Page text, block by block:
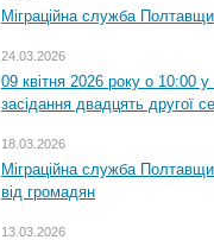
Міграційна служба
24.03.2026
09 квітня 2026 року о 10:00
засідання двадцять другої
18.03.2026
Міграційна служба
від громадян
13.03.2026